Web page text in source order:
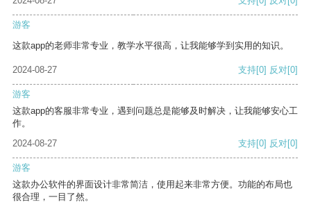
游客
这款app的老师非常专业，教学水平很高，让我能够学到实用的知识。
2024-08-27 支持[0] 反对[0]
游客
这款app的客服非常专业，遇到问题总是能够及时解决，让我能够安心工
作。
2024-08-27
支持[0] 反对[0]
游客
这款办公软件的界面设计非常简洁，使用起来非常方便。功能的布局也
很合理，一目了然。